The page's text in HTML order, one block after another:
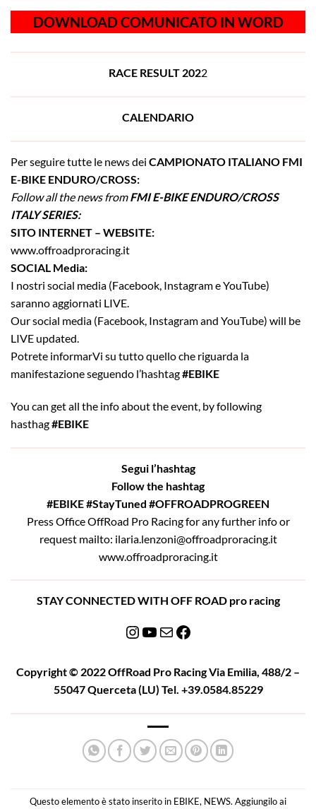
DOWNLOAD COMUNICATO IN WORD
RACE RESULT 2022
CALENDARIO
Per seguire tutte le news dei CAMPIONATO ITALIANO FMI
E-BIKE ENDURO/CROSS:
Follow all the news fromFMI E-BIKE ENDURO/CROSS
ITALY SERIES:
SITO INTERNET – WEBSITE:
www.offroadproracing.it
SOCIAL Media:
I nostri social media (Facebook, Instagram e YouTube)
saranno aggiornati LIVE.
Our social media (Facebook, Instagram and YouTube) will be
LIVE updated.
Potrete informarVi su tutto quello che riguarda la
manifestazione seguendo l’hashtag#EBIKE
You can get all the info about the event, by following
hasthag#EBIKE
Segui l’hashtag
Follow the hashtag
#EBIKE#StayTuned #OFFROADPROGREEN
Press Office OffRoad Pro Racing for any further info or
request mailto: ilaria.lenzoni@offroadproracing.it
www.offroadproracing.it
STAY CONNECTED WITH OFF ROAD pro racing
Instagram
YouTube
EmailFacebook
Copyright © 2022 OffRoad Pro Racing Via Emilia, 488/2 –
55047 Querceta (LU) Tel. +39.0584.85229
Questo elemento è stato inserito in EBIKE, NEWS. Aggiungilo ai